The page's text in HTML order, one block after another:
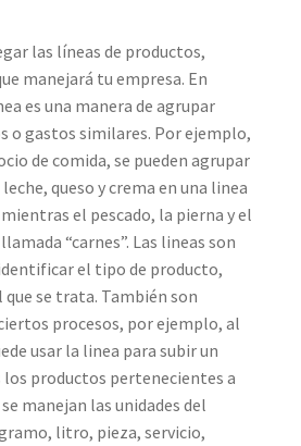
las líneas de productos,
manejará tu empresa. En
es una manera de agrupar
o gastos similares. Por ejemplo,
de comida, se pueden agrupar
queso y crema en una linea
el pescado, la pierna y el
“carnes”. Las lineas son
el tipo de producto,
se trata. También son
procesos, por ejemplo, al
usar la linea para subir un
productos pertenecientes a
manejan las unidades del
litro, pieza, servicio,